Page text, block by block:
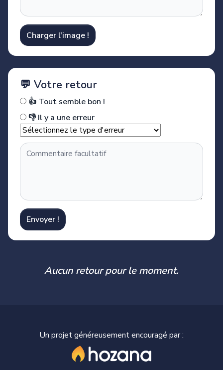
Charger l'image !
💬 Votre retour
👍 Tout semble bon !
👎 Il y a une erreur
Envoyer !
Aucun retour pour le moment.
Un projet généreusement encouragé par :